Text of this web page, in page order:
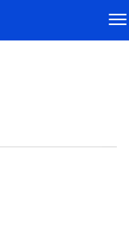
导